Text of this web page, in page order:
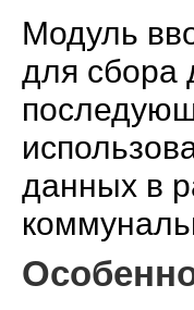
Модуль
для сбора
данных в